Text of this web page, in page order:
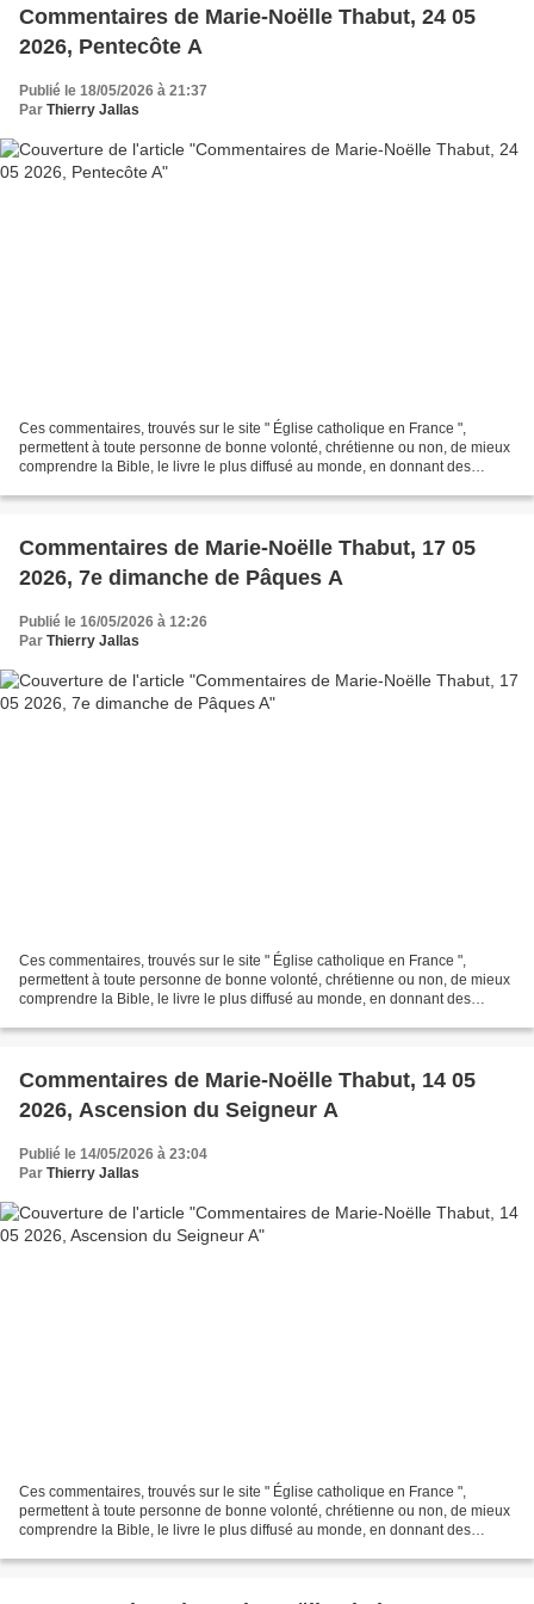
Commentaires de Marie-Noëlle Thabut, 24 05
2026, Pentecôte A
Publié le 18/05/2026 à 21:37
Par Thierry Jallas
Ces commentaires, trouvés sur le site " Église catholique en France ",
permettent à toute personne de bonne volonté, chrétienne ou non, de mieux
comprendre la Bible, le livre le plus diffusé au monde, en donnant des
Commentaires de Marie-Noëlle Thabut, 17 05
2026, 7e dimanche de Pâques A
Publié le 16/05/2026 à 12:26
Par Thierry Jallas
Ces commentaires, trouvés sur le site " Église catholique en France ",
permettent à toute personne de bonne volonté, chrétienne ou non, de mieux
comprendre la Bible, le livre le plus diffusé au monde, en donnant des
Commentaires de Marie-Noëlle Thabut, 14 05
2026, Ascension du Seigneur A
Publié le 14/05/2026 à 23:04
Par Thierry Jallas
Ces commentaires, trouvés sur le site " Église catholique en France ",
permettent à toute personne de bonne volonté, chrétienne ou non, de mieux
comprendre la Bible, le livre le plus diffusé au monde, en donnant des